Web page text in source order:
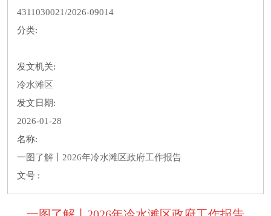
4311030021/2026-09014
分类:
发文机关:
冷水滩区
发文日期:
2026-01-28
名称:
一图了解丨2026年冷水滩区政府工作报告
文号 :